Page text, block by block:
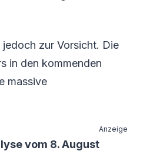
zur Vorsicht. Die
in den kommenden
massive
Anzeige
vom 8. August